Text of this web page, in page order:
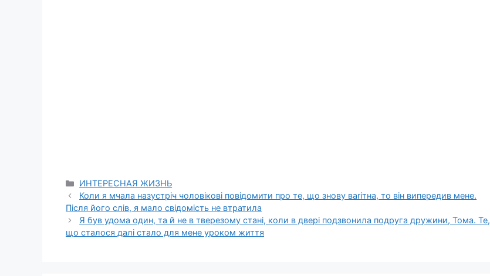
Categories
ИНТЕРЕСНАЯ ЖИЗНЬ
Коли я мчала назустріч чоловікові повідомити про те, що знову ваrітна, то він випередив мене.
Після його слів, я мало свідомість не втратила
Я був удома один, та й не в тверезому стані, коли в двері подзвонила подруга дружини, Тома. Те,
що сталося далі стало для мене уроком життя